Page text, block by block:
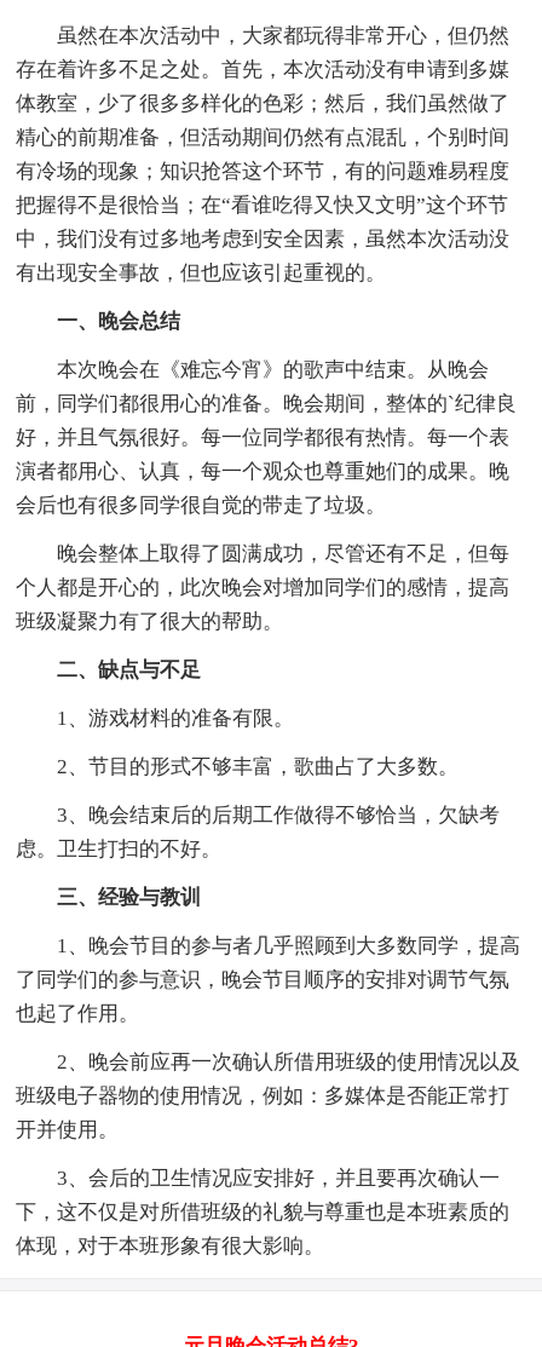
虽然在本次活动中，大家都玩得非常开心，但仍然
存在着许多不足之处。首先，本次活动没有申请到多媒
体教室，少了很多多样化的色彩；然后，我们虽然做了
精心的前期准备，但活动期间仍然有点混乱，个别时间
有冷场的现象；知识抢答这个环节，有的问题难易程度
把握得不是很恰当；在“看谁吃得又快又文明”这个环节
中，我们没有过多地考虑到安全因素，虽然本次活动没
有出现安全事故，但也应该引起重视的。
一、晚会总结
本次晚会在《难忘今宵》的歌声中结束。从晚会
前，同学们都很用心的准备。晚会期间，整体的`纪律良
好，并且气氛很好。每一位同学都很有热情。每一个表
演者都用心、认真，每一个观众也尊重她们的成果。晚
会后也有很多同学很自觉的带走了垃圾。
晚会整体上取得了圆满成功，尽管还有不足，但每
个人都是开心的，此次晚会对增加同学们的感情，提高
班级凝聚力有了很大的帮助。
二、缺点与不足
1、游戏材料的准备有限。
2、节目的形式不够丰富，歌曲占了大多数。
3、晚会结束后的后期工作做得不够恰当，欠缺考
虑。卫生打扫的不好。
三、经验与教训
1、晚会节目的参与者几乎照顾到大多数同学，提高
了同学们的参与意识，晚会节目顺序的安排对调节气氛
也起了作用。
2、晚会前应再一次确认所借用班级的使用情况以及
班级电子器物的使用情况，例如：多媒体是否能正常打
开并使用。
3、会后的卫生情况应安排好，并且要再次确认一
下，这不仅是对所借班级的礼貌与尊重也是本班素质的
体现，对于本班形象有很大影响。